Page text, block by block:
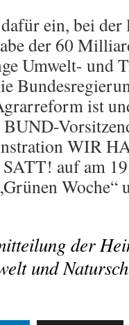
ein, bei
der 60
Umwelt- und
ist
WIR
auf am
Woche“
der
und